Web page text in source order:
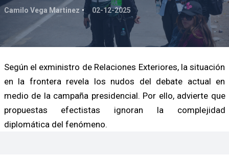
Camilo Vega Martinez 02-12-2025
Según el exministro de Relaciones Exteriores, la situación
en la frontera revela los nudos del debate actual en
medio de la campaña presidencial. Por ello, advierte que
propuestas efectistas ignoran la complejidad
diplomática del fenómeno.